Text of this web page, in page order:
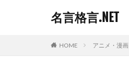
名言格言.NET
HOME アニメ・漫画